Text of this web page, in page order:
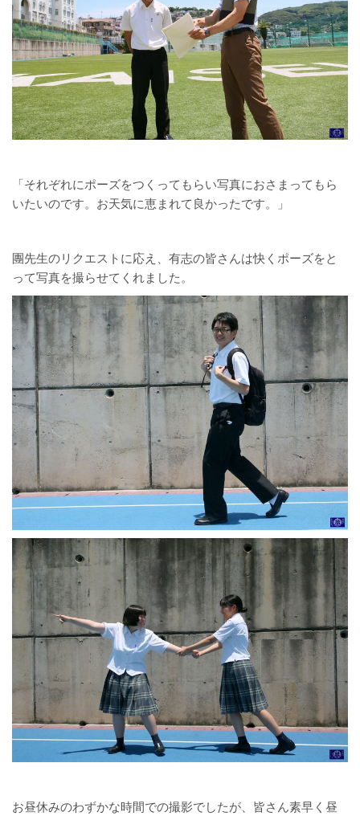
「それぞれにポーズをつくってもらい写真におさまってもら
いたいのです。お天気に恵まれて良かったです。」
團先生のリクエストに応え、有志の皆さんは快くポーズをと
って写真を撮らせてくれました。
お昼休みのわずかな時間での撮影でしたが、皆さん素早く昼